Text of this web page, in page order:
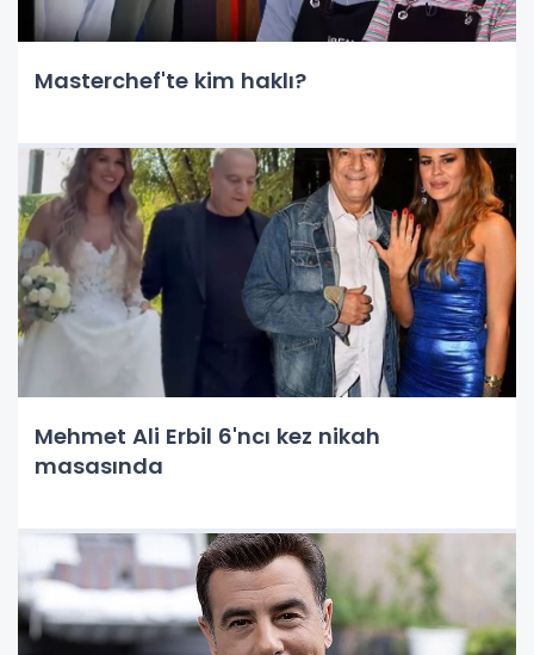
Masterchef'te kim haklı?
Mehmet Ali Erbil 6'ncı kez nikah
masasında